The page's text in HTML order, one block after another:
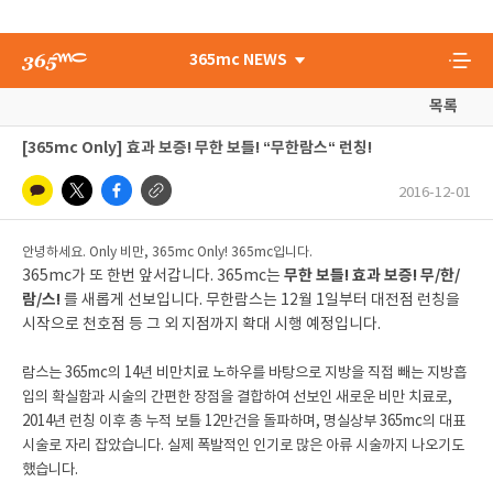
365mc NEWS
목록
[365mc Only] 효과 보증! 무한 보틀! “무한람스“ 런칭!
2016-12-01
안녕하세요. Only 비만, 365mc Only! 365mc입니다.
365mc가 또 한번 앞서갑니다. 365mc는 무한 보틀! 효과 보증! 무/한/
람/스! 를 새롭게 선보입니다. 무한람스는 12월 1일부터 대전점 런칭을
시작으로 천호점 등 그 외 지점까지 확대 시행 예정입니다.
람스는 365mc의 14년 비만치료 노하우를 바탕으로 지방을 직접 빼는 지방흡
입의 확실함과 시술의 간편한 장점을 결합하여 선보인 새로운 비만 치료로,
2014년 런칭 이후 총 누적 보틀 12만건을 돌파하며, 명실상부 365mc의 대표
시술로 자리 잡았습니다. 실제 폭발적인 인기로 많은 아류 시술까지 나오기도
했습니다.